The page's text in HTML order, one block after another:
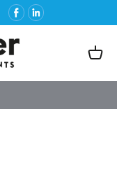
Voir